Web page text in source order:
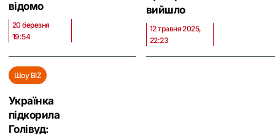
відомо
20 березня
19:54
вийшло
12 травня 2025,
22:23
Шоу BIZ
Українка
підкорила
Голівуд: